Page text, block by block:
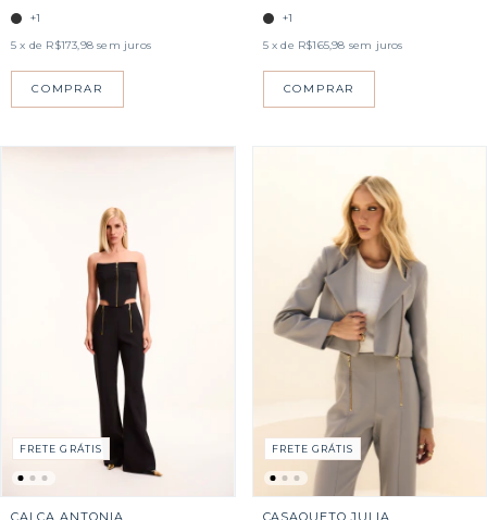
+1
5 x de R$173,98 sem juros
COMPRAR
+1
5 x de R$165,98 sem juros
COMPRAR
FRETE GRÁTIS FRETE GRÁTIS